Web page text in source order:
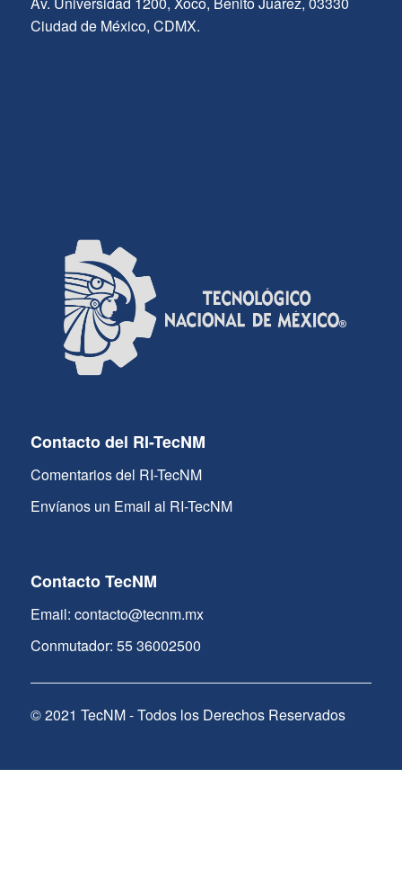
Ciudad de México, CDMX.
Contacto del RI-TecNM
Comentarios del RI-TecNM
Envíanos un Email al RI-TecNM
Contacto TecNM
Email: contacto@tecnm.mx
Conmutador: 55 36002500
© 2021 TecNM - Todos los Derechos Reservados